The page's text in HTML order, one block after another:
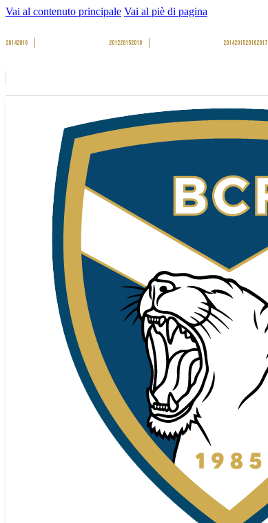
Vai al contenuto principale Vai al piè di pagina
20142016 201220152016 2014201520162017